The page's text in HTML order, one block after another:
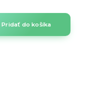
Pridať do košíka